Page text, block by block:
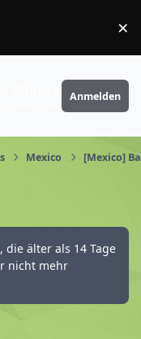
×
PhantaFriends.de
Anmelden
Mexico [Mexico]
die älter als 14 Tage
nicht mehr